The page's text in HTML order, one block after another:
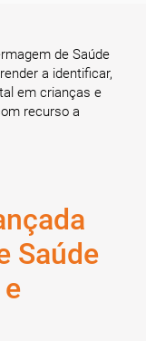
de Saúde
a identificar,
em crianças e
recurso a
Saúde